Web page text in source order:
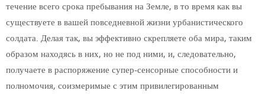
течение всего срока пребывания на Земле, в то время как вы
существуете в вашей повседневной жизни урбанистического
солдата. Делая так, вы эффективно скрепляете оба мира, таким
образом находясь в них, но не под ними, и, следовательно,
получаете в распоряжение супер-сенсорные способности и
полномочия, соизмеримые с этим привилегированным